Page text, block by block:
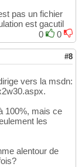
pas un fichier
est gacutil
0
0
#8
vers la msdn:
100%, mais ce
les
alentour de